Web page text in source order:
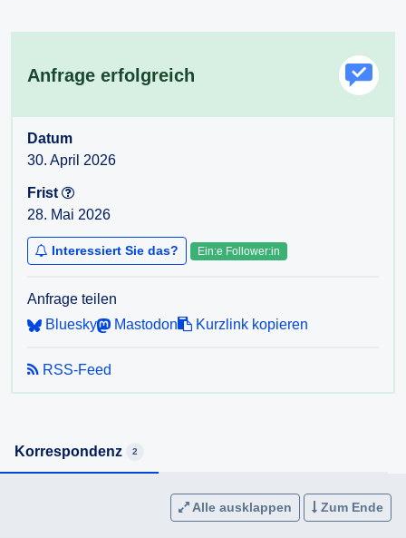
Anfrage erfolgreich
Datum
30. April 2026
Frist
28. Mai 2026
Interessiert Sie das? Ein:e Follower:in
Anfrage teilen
Bluesky
Mastodon Kurzlink kopieren
RSS-Feed
Korrespondenz 2
Alle ausklappen Zum Ende